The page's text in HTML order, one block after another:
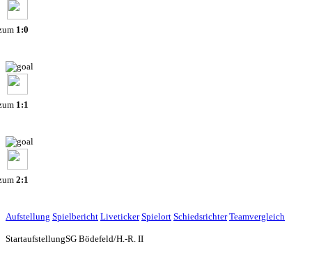
1:0
1:1
2:1
Aufstellung Spielbericht Liveticker Spielort Schiedsrichter Teamvergleich
StartaufstellungSG Bödefeld/H.-R. II